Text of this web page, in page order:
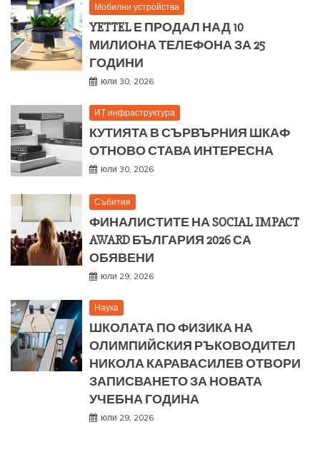
Мобилни устройства
YETTEL Е ПРОДАЛ НАД 10
МИЛИОНА ТЕЛЕФОНА ЗА 25
ГОДИНИ
юли 30, 2026
ИТ инфраструктура
КУТИЯТА В СЪРВЪРНИЯ ШКАФ
ОТНОВО СТАВА ИНТЕРЕСНА
юли 30, 2026
Събития
ФИНАЛИСТИТЕ НА SOCIAL IMPACT
AWARD БЪЛГАРИЯ 2026 СА
ОБЯВЕНИ
юли 29, 2026
Наука
ШКОЛАТА ПО ФИЗИКА НА
ОЛИМПИЙСКИЯ РЪКОВОДИТЕЛ
НИКОЛА КАРАВАСИЛЕВ ОТВОРИ
ЗАПИСВАНЕТО ЗА НОВАТА
УЧЕБНА ГОДИНА
юли 29, 2026